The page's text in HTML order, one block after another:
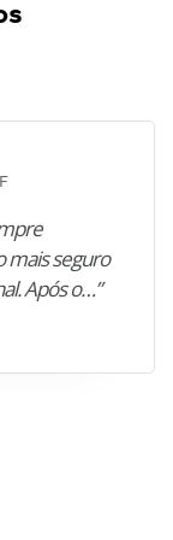
mais seguro
Após o…”